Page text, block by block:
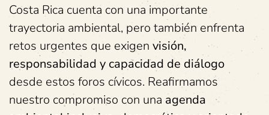
Costa Rica cuenta con una importante
trayectoria ambiental, pero también enfrenta
retos urgentes que exigen visión,
responsabilidad y capacidad de diálogo
desde estos foros cívicos. Reafirmamos
nuestro compromiso con una agenda